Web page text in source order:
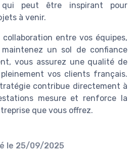
qui peut être inspirant pour
à venir.
entre vos équipes,
un sol de confiance
vous assurez une qualité de
vos clients français.
contribue directement à
mesure et renforce la
que vous offrez.
le 25/09/2025